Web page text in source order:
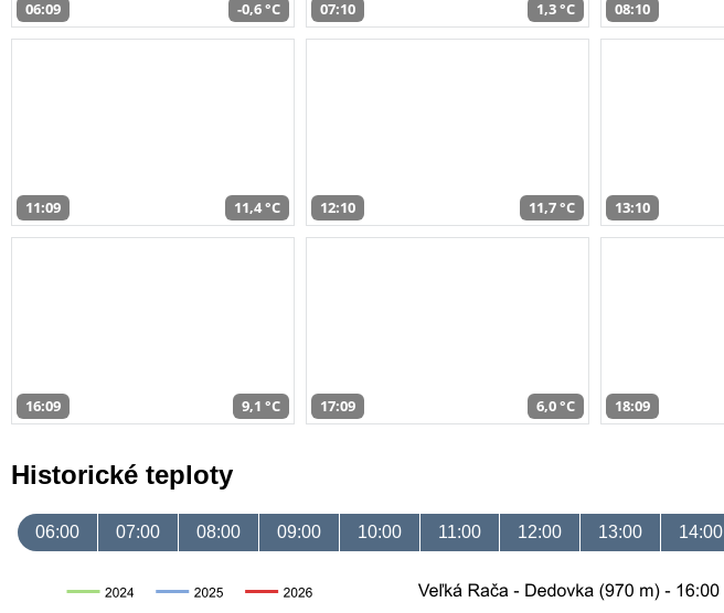
06:09 -0,6 °C 07:10 1,3 °C 08:10
11:09 11,4 °C 12:10 11,7 °C 13:10
16:09 9,1 °C 17:09 6,0 °C 18:09
Historické teploty
06:00 07:00 08:00 09:00 10:00 11:00 12:00 13:00 14:00